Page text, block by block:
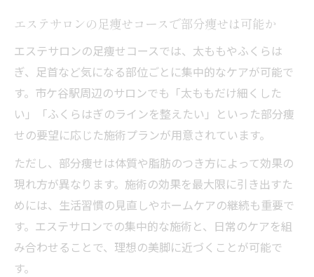
エステサロンの足痩せコースで部分痩せは可能か
エステサロンの足痩せコースでは、太ももやふくらは
ぎ、足首など気になる部位ごとに集中的なケアが可能で
す。市ケ谷駅周辺のサロンでも「太ももだけ細くした
い」「ふくらはぎのラインを整えたい」といった部分痩
せの要望に応じた施術プランが用意されています。
ただし、部分痩せは体質や脂肪のつき方によって効果の
現れ方が異なります。施術の効果を最大限に引き出すた
めには、生活習慣の見直しやホームケアの継続も重要で
す。エステサロンでの集中的な施術と、日常のケアを組
み合わせることで、理想の美脚に近づくことが可能で
す。